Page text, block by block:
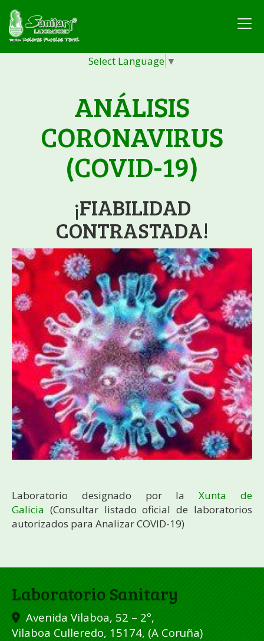
Select Language ▼
ANÁLISIS
CORONAVIRUS
(COVID-19)
¡FIABILIDAD
CONTRASTADA!
Laboratorio designado por laXunta de
Galicia (Consultar listado oficial de laboratorios
autorizados para Analizar COVID-19)
Laboratorio Sanitary
Avenida Vilaboa, 52 – 2º,
Vilaboa Culleredo, 15174, (A Coruña)